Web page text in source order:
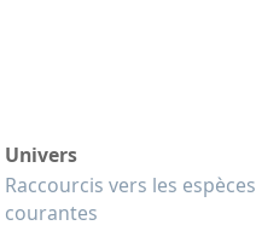
Univers
Raccourcis vers les espèces
courantes